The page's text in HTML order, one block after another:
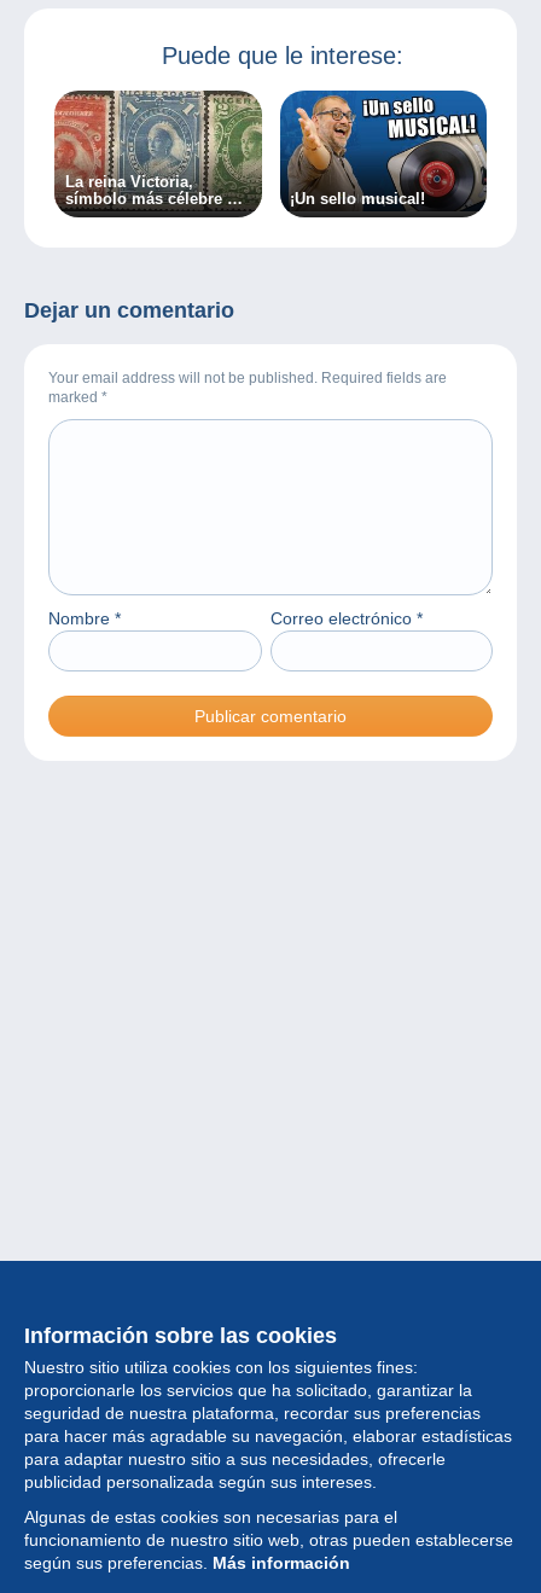
Puede que le interese:
La reina Victoria,
símbolo más célebre del
mundo de la filatelia
¡Un sello musical!
Dejar un comentario
Your email address will not be published. Required fields are
marked *
Nombre * Correo electrónico *
Información sobre las cookies
Nuestro sitio utiliza cookies con los siguientes fines:
proporcionarle los servicios que ha solicitado, garantizar la
seguridad de nuestra plataforma, recordar sus preferencias
para hacer más agradable su navegación, elaborar estadísticas
para adaptar nuestro sitio a sus necesidades, ofrecerle
publicidad personalizada según sus intereses.
Algunas de estas cookies son necesarias para el
funcionamiento de nuestro sitio web, otras pueden establecerse
según sus preferencias. Más información
Colección
Noticias
Funcionalidad